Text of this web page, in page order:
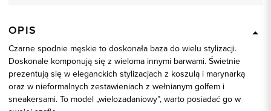
OPIS
Czarne spodnie męskie to doskonała baza do wielu stylizacji.
Doskonale komponują się z wieloma innymi barwami. Świetnie
prezentują się w eleganckich stylizacjach z koszulą i marynarką
oraz w nieformalnych zestawieniach z wełnianym golfem i
sneakersami. To model „wielozadaniowy”, warto posiadać go w